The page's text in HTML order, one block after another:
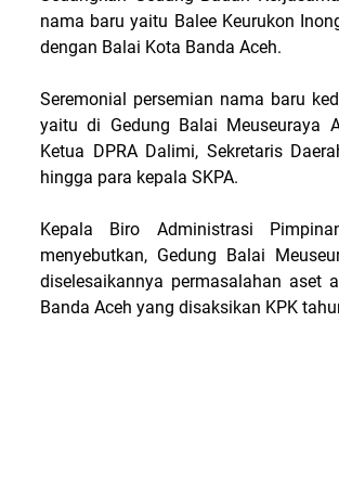
nama baru yaitu Balee Keurukon
dengan Balai Kota Banda Aceh.
Seremonial persemian nama baru
yaitu di Gedung Balai Meuseuraya
Ketua DPRA Dalimi, Sekretaris
hingga para kepala SKPA.
Kepala Biro Administrasi
menyebutkan, Gedung Balai
diselesaikannya permasalahan aset
Banda Aceh yang disaksikan KPK